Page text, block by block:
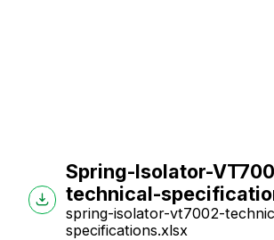
Spring-Isolator-
technical-
spring-isolator-vt7002-
specifications.xlsx